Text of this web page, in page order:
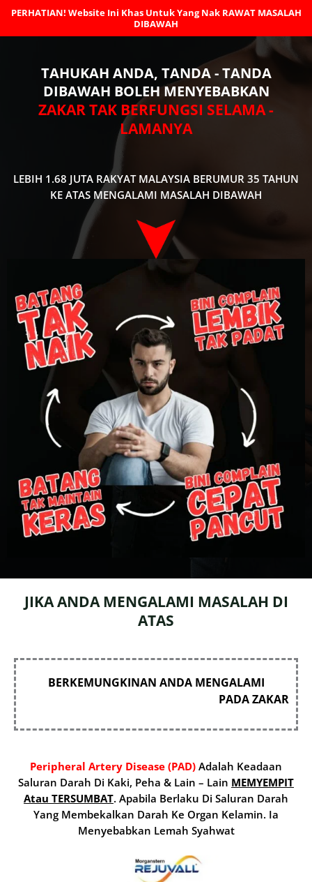
Skip
content
PERHATIAN! Website Ini Khas Untuk Yang Nak RAWAT MASALAH
DIBAWAH
TAHUKAH ANDA, TANDA - TANDA
DIBAWAH BOLEH MENYEBABKAN
ZAKAR TAK BERFUNGSI SELAMA -
LAMANYA
LEBIH 1.68 JUTA RAKYAT MALAYSIA BERUMUR 35 TAHUN
KE ATAS MENGALAMI MASALAH DIBAWAH
JIKA ANDA MENGALAMI MASALAH DI
ATAS
BERKEMUNGKINAN ANDA MENGALAMI
PADA ZAKAR
Peripheral Artery Disease (PAD) Adalah Keadaan
Saluran Darah Di Kaki, Peha & Lain – Lain MEMYEMPIT
Atau TERSUMBAT. Apabila Berlaku Di Saluran Darah
Yang Membekalkan Darah Ke Organ Kelamin. Ia
Menyebabkan Lemah Syahwat